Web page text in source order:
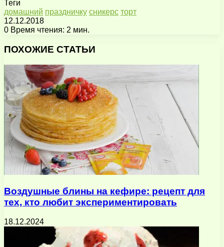
Теги
домашний праздничку сникерс торт
12.12.2018
0 Время чтения: 2 мин.
через
почту
ПОХОЖИЕ СТАТЬИ
Воздушные блины на кефире: рецепт для
тех, кто любит экспериментировать
18.12.2024